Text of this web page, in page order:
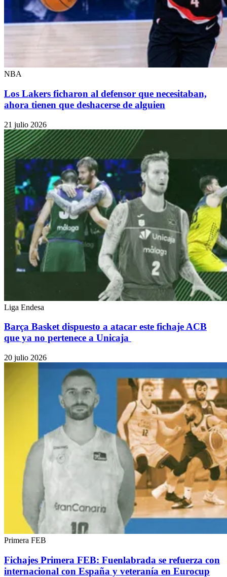
NBA
Los Lakers ficharon al defensor que necesitaban,
ahora tienen que deshacerse de alguien
21 julio 2026
Liga Endesa
Barça Basket dispuesto a atacar este fichaje ACB
que ya no pertenece a Unicaja
20 julio 2026
Primera FEB
Fichajes Primera FEB: Fuenlabrada se refuerza con
internacional con España y veteranía en Eurocup